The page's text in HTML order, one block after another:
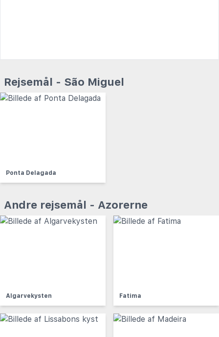
Rejsemål - São Miguel
Ponta Delagada
Andre rejsemål - Azorerne
Algarvekysten Fatima